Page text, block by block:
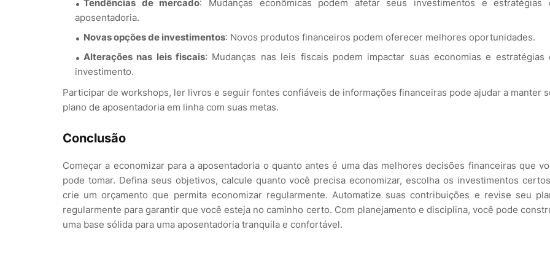
Tendências de mercado: Mudanças econômicas podem afetar seus investimentos e estratégias
aposentadoria.
Novas opções de investimentos: Novos produtos financeiros podem oferecer melhores oportunidades.
Alterações nas leis fiscais: Mudanças nas leis fiscais podem impactar suas economias e estratégias
investimento.
Participar de workshops, ler livros e seguir fontes confiáveis de informações financeiras pode ajudar a manter
plano de aposentadoria em linha com suas metas.
Conclusão
Começar a economizar para a aposentadoria o quanto antes é uma das melhores decisões financeiras que
pode tomar. Defina seus objetivos, calcule quanto você precisa economizar, escolha os investimentos
crie um orçamento que permita economizar regularmente. Automatize suas contribuições e revise seu
regularmente para garantir que você esteja no caminho certo. Com planejamento e disciplina, você pode
uma base sólida para uma aposentadoria tranquila e confortável.